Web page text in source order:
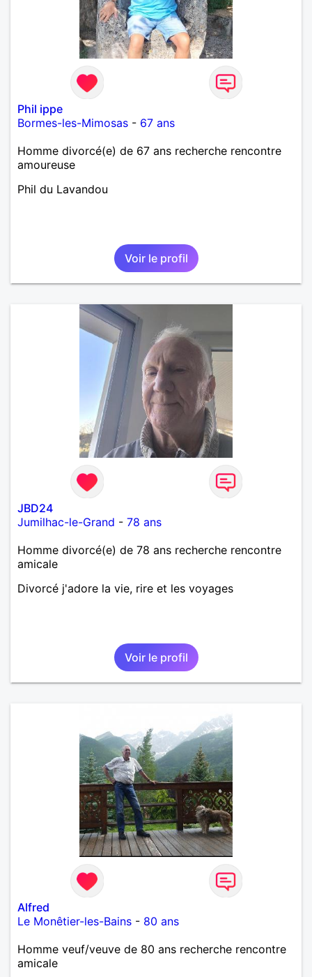
Phil ippe
Bormes-les-Mimosas - 67 ans
Homme divorcé(e) de 67 ans recherche rencontre
amoureuse
Phil du Lavandou
Voir le profil
JBD24
Jumilhac-le-Grand - 78 ans
Homme divorcé(e) de 78 ans recherche rencontre
amicale
Divorcé j'adore la vie, rire et les voyages
Voir le profil
Alfred
Le Monêtier-les-Bains - 80 ans
Homme veuf/veuve de 80 ans recherche rencontre
amicale